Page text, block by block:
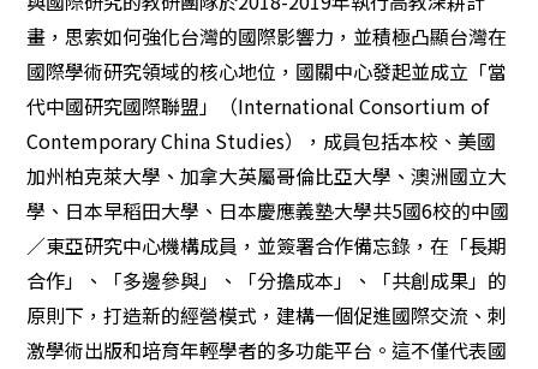
畫，思索如何強化台灣的國際影響力，並積極凸顯台灣在
國際學術研究領域的核心地位，國關中心發起並成立「當
代中國研究國際聯盟」（International Consortium of
Contemporary China Studies），成員包括本校、美國
加州柏克萊大學、加拿大英屬哥倫比亞大學、澳洲國立大
學、日本早稻田大學、日本慶應義塾大學共5國6校的中國
／東亞研究中心機構成員，並簽署合作備忘錄，在「長期
合作」、「多邊參與」、「分擔成本」、「共創成果」的
原則下，打造新的經營模式，建構一個促進國際交流、刺
激學術出版和培育年輕學者的多功能平台。這不僅代表國